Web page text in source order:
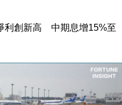
利創新高 中期息增15%至
要求交「保證金」 43歲女子